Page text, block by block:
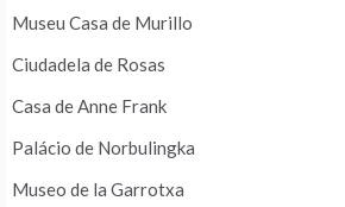
Museu Casa de Murillo
Ciudadela de Rosas
Casa de Anne Frank
Palácio de Norbulingka
Museo de la Garrotxa